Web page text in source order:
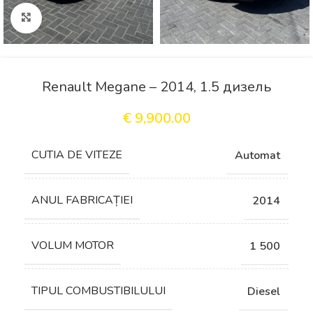
Click to enlarge
Renault Megane – 2014, 1.5 дизель
€ 9,900.00
СUTIA DE VITEZE Automat
ANUL FABRICAȚIEI 2014
VOLUM MOTOR 1 500
TIPUL COMBUSTIBILULUI Diesel